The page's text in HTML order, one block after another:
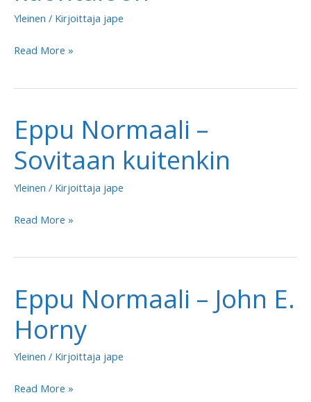
Yleinen / Kirjoittaja jape
Eppu
–
kuontaloon
Read More »
Eppu Normaali –
Sovitaan kuitenkin
Yleinen / Kirjoittaja jape
Eppu
–
kuitenkin
Read More »
Eppu Normaali – John E.
Horny
Yleinen / Kirjoittaja jape
Eppu
Read More »